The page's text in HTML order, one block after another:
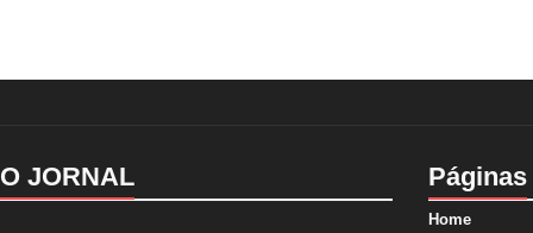
O JORNAL Páginas
Home